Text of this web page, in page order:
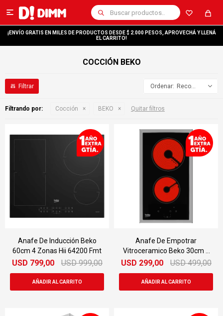

¡ENVÍO GRATIS EN MILES DE PRODUCTOS DESDE $ 2.000 PESOS, APROVECHÁ Y LLENÁ
EL CARRITO!
COCCIÓN BEKO
Recomendados
Filtrando por: Cocción BEKO Quitar filtros
Anafe De Inducción Beko
60cm 4 Zonas Hii 64200 Fmt
USD 799,00 USD 999,00
Anafe De Empotrar
Vitroceramico Beko 30cm 2
Zonas Hdmc32400tx
USD 299,00 USD 499,00